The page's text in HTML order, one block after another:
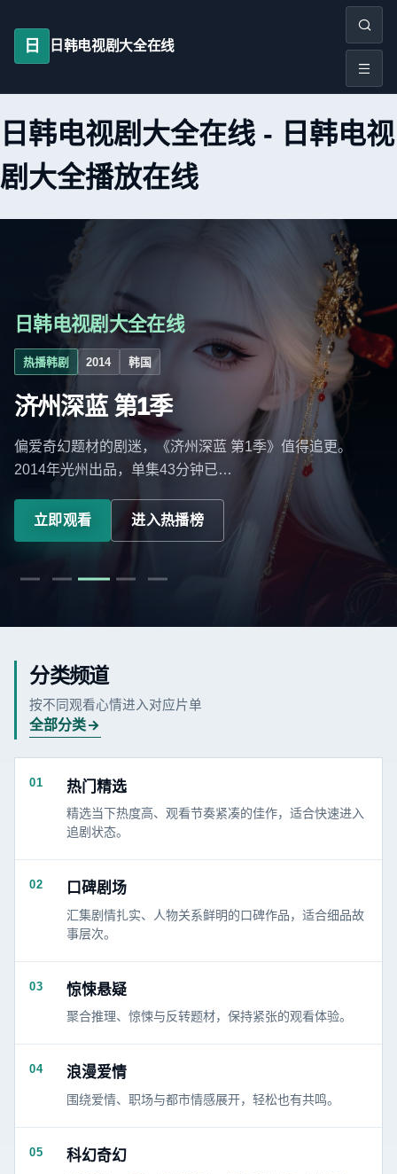
日 日韩电视剧大全在线
日韩电视剧大全在线- 日韩电视
剧大全播放在线
日韩电视剧大全在线
热播韩剧 2014 韩国
济州深蓝 第1季
偏爱奇幻题材的剧迷，《济州深蓝 第1季》值得追更。
2014年光州出品，单集43分钟已…
立即观看 进入热播榜
分类频道
按不同观看心情进入对应片单
全部分类
01 热门精选
精选当下热度高、观看节奏紧凑的佳作，适合快速进入
追剧状态。
02 口碑剧场
汇集剧情扎实、人物关系鲜明的口碑作品，适合细品故
事层次。
03 惊悚悬疑
聚合推理、惊悚与反转题材，保持紧张的观看体验。
04 浪漫爱情
围绕爱情、职场与都市情感展开，轻松也有共鸣。
05 科幻奇幻